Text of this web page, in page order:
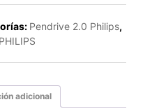
Pendrive 2.0 Philips,
PHILIPS
adicional